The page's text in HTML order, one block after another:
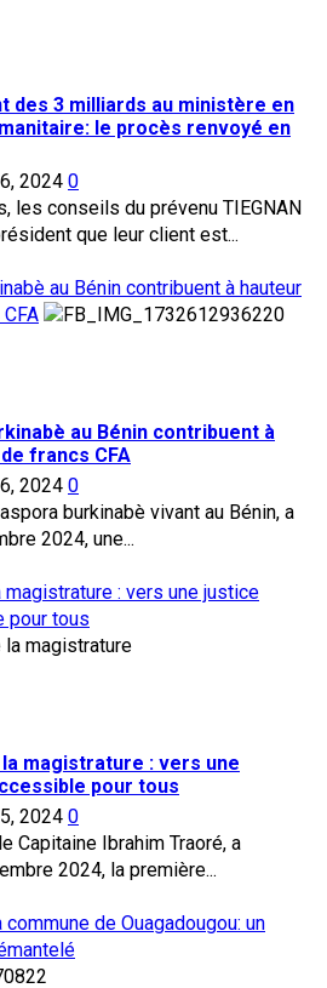
des 3 milliards au ministère en
le procès renvoyé en
2024 0
les conseils du prévenu TIEGNAN
que leur client est...
au Bénin contribuent à hauteur
au Bénin contribuent à
francs CFA
2024 0
burkinabè vivant au Bénin, a
2024, une...
: vers une justice
pour tous
magistrature : vers une
pour tous
2024 0
Capitaine Ibrahim Traoré, a
2024, la première...
de Ouagadougou: un